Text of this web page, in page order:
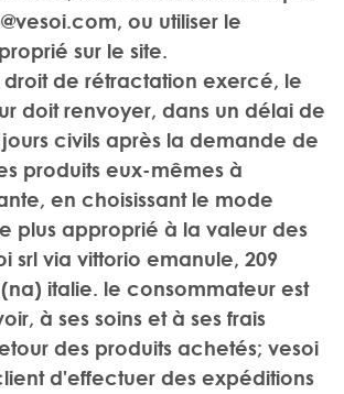
, ou utiliser le
sur le site.
droit de rétractation exercé, le
doit renvoyer, dans un délai de
civils après la demande de
produits eux-mêmes à
en choisissant le mode
plus approprié à la valeur des
srl via vittorio emanule, 209
italie. le consommateur est
à ses soins et à ses frais
des produits achetés; vesoi
d'effectuer des expéditions